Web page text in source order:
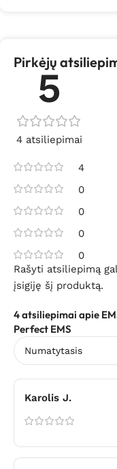
Pirkėjų
5
4 atsiliepimai
4
0
0
0
0
4 atsiliepimai apie
Perfect EMS
Karolis J.
Rašyti atsiliepimą
įsigiję šį produktą.